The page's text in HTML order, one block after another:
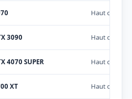
Haut de
3090 Haut de
4070 SUPER Haut de
XT Haut de